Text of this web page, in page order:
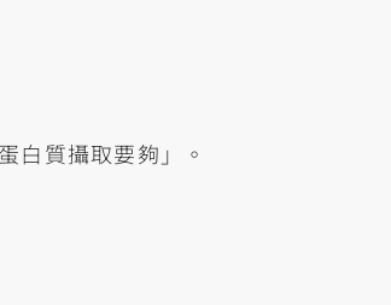
白質攝取要夠」。